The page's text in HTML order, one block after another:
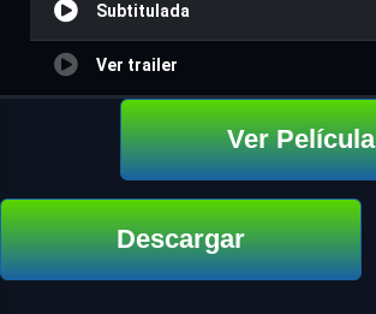
Subtitulada
Ver trailer
Ver Película
Descargar